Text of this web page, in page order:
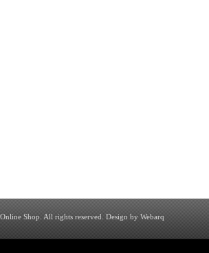
Shop. All rights reserved.Design by Webarq